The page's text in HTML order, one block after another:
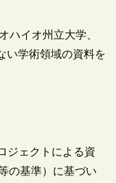
ハイオ州立大学、
い学術領域の資料を
ジェクトによる資
の基準）に基づい